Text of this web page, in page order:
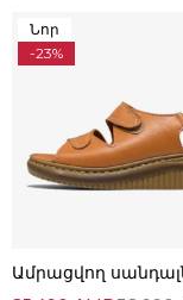
Նոր
-23%